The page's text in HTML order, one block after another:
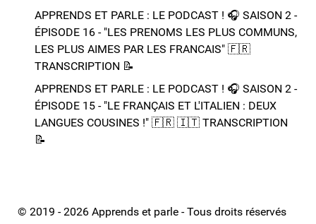
APPRENDS ET PARLE : LE PODCAST ! 🎧 SAISON 2 -
ÉPISODE 16 - "LES PRENOMS LES PLUS COMMUNS,
LES PLUS AIMES PAR LES FRANCAIS"​ 🇫🇷​
TRANSCRIPTION 📝​
APPRENDS ET PARLE : LE PODCAST ! 🎧 SAISON 2 -
ÉPISODE 15 - "LE FRANÇAIS ET L'ITALIEN : DEUX
LANGUES COUSINES !"​ 🇫🇷​ 🇮🇹​ ​TRANSCRIPTION
📝​
© 2019 - 2026 Apprends et parle - Tous droits réservés